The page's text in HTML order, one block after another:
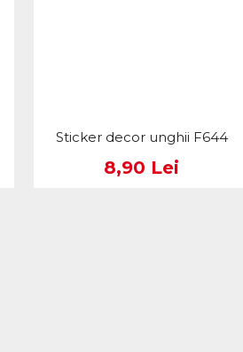
Sticker decor unghii F644
8,90 Lei